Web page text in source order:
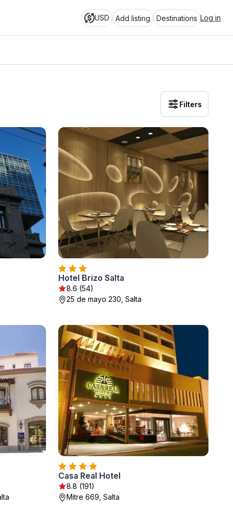
USD Add listing Destinations Log in
Filters
Hotel Brizo Salta
8.6 (54)
25 de mayo 230, Salta
Casa Real Hotel
8.8 (191)
Mitre 669, Salta